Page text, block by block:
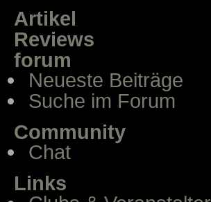
Artikel
Reviews
forum
Neueste Beiträge
Suche im Forum
Community
Chat
Links